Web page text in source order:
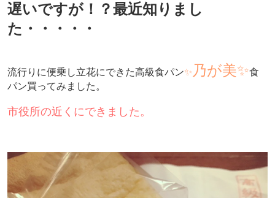
遅いですが！？最近知りまし
た・・・・・
流行りに便乗し立花にできた高級食パン✨ 乃が美✨食
パン買ってみました。
市役所の近くにできました。